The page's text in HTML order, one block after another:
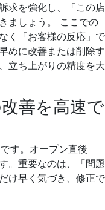
求を強化し、「この店
ましょう。 ここでの
く「お客様の反応」で
めに改善または削除す
立ち上がりの精度を大
善を高速で
す。オープン直後
。重要なのは、「問題
け早く気づき、修正で